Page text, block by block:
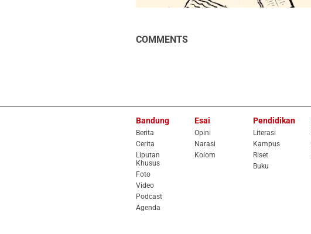
COMMENTS
Bandung
Berita
Cerita
Liputan
Khusus
Foto
Video
Podcast
Agenda
Esai
Opini
Narasi
Kolom
Pendidikan
Literasi
Kampus
Riset
Buku